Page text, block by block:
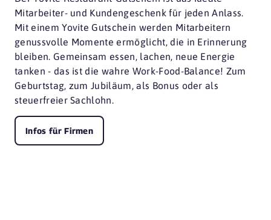
Mitarbeiter- und Kundengeschenk für jeden Anlass.
Mit einem Yovite Gutschein werden Mitarbeitern
genussvolle Momente ermöglicht, die in Erinnerung
bleiben. Gemeinsam essen, lachen, neue Energie
tanken - das ist die wahre Work-Food-Balance! Zum
Geburtstag, zum Jubiläum, als Bonus oder als
steuerfreier Sachlohn.
Infos für Firmen